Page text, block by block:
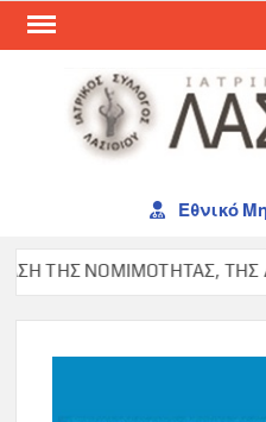
Skip
Εθνικό
ΤΗΣ ΝΟΜΙΜΟΤΗΤΑΣ, ΤΗΣ